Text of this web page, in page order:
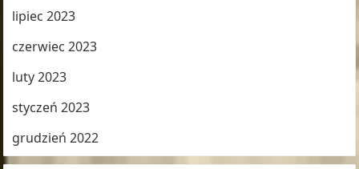
lipiec 2023
czerwiec 2023
luty 2023
styczeń 2023
grudzień 2022